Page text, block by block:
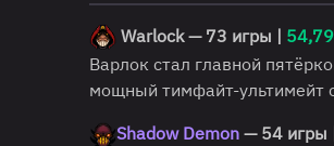
Warlock — 73 игры |
Варлок стал главной
мощный тимфайт-ультимейт
Shadow Demon — 54 игры